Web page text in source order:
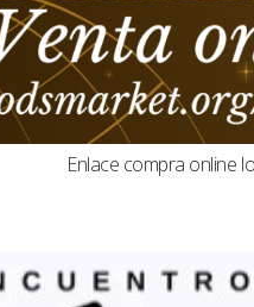
Enlace compra online